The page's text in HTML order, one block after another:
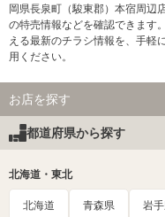
岡県長泉町（駿東郡）本宿周辺
の特売情報などを確認できます
える最新のチラシ情報を、手軽
用ください。
お店を探す
都道府県から探す
北海道・東北
北海道 青森県 岩